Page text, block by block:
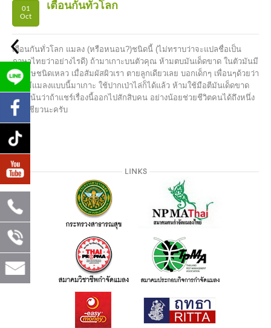
01
Oct
เตือนกันทั่วโลก
เตือนกันทั่วโลก แมลง (หรือหนอน?)ชนิดนี้ (ไม่ทราบว่าจะแปลชื่อเป็น
ภาษาไทยว่าอย่างไรดี) ถ้ามาเกาะบนตัวคุณ ห้ามตบมันเด็ดขาด ในตัวมันมี
สารพิษชนิดเหลว เมื่อสัมผัสผิวเรา ตายลูกเดียวเลย บอกเด็กๆ เพื่อนๆด้วยว่า
หากมีแมลงแบบนี้มาเกาะ ใช้ปากเป่าไล่ก็ได้แล้ว ห้ามใช้มือตีมันเด็ดขาด
หมอเน้นว่าถ้าแชร์เรื่องนี้ออกไปสักสิบคน อย่างน้อยช่วยชีวิตคนได้ถึงหนึ่ง
ชีวิตเชียวนะครับ